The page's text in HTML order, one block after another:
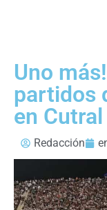
Uno
partidos
en Cutral
Redacción